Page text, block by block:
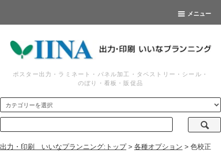
メニュー
ポスター出力・ラミネート・パネル加工・タペストリー・シール・
のぼり・看板・販促品
出力・印刷 いいなプランニング:トップ> 各種オプション > 色校正